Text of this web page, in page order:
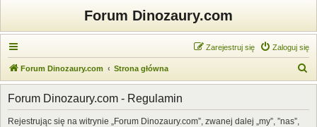
Forum Dinozaury.com
Zaloguj się
Zarejestruj się
Forum Dinozaury.com Strona główna
z
Forum Dinozaury.com - Regulamin
Rejestrując się na witrynie „Forum Dinozaury.com”, zwanej dalej „my”, ”nas”,